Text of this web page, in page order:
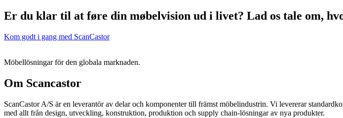
Er du klar til at føre din møbelvision ud i livet? Lad os tale om,
Kom godt i gang med ScanCastor
Möbellösningar för den globala marknaden.
Om Scancastor
ScanCastor A/S är en leverantör av delar och komponenter till främst möbelindustrin. Vi levererar
med allt från design, utveckling, konstruktion, produktion och supply chain-lösningar av nya produkter.